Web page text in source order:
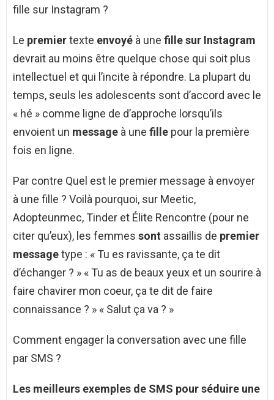
fille sur Instagram ?
Le premiertexte envoyé à une fille sur Instagram
devrait au moins être quelque chose qui soit plus
intellectuel et qui l’incite à répondre. La plupart du
temps, seuls les adolescents sont d’accord avec le
« hé » comme ligne de d’approche lorsqu’ils
envoient un message à une fille pour la première
fois en ligne.
Par contre Quel est le premier message à envoyer
à une fille ? Voilà pourquoi, sur Meetic,
Adopteunmec, Tinder et Élite Rencontre (pour ne
citer qu’eux), les femmes sont assaillis de premier
messagetype : « Tu es ravissante, ça te dit
d’échanger ? » « Tu as de beaux yeux et un sourire à
faire chavirer mon coeur, ça te dit de faire
connaissance ? » « Salut ça va ? »
Comment engager la conversation avec une fille
par SMS ?
Les meilleurs exemples de SMS pour séduire une